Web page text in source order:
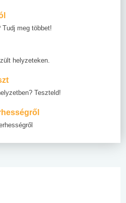
Tudj meg többet!
helyzeteken.
Teszteld!